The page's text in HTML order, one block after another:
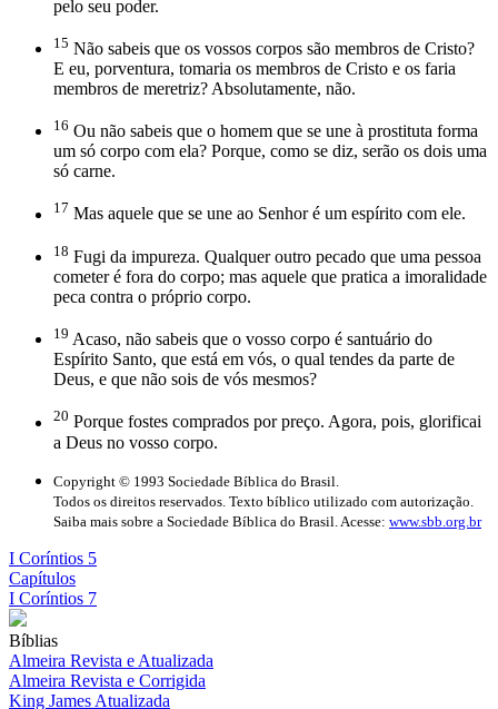
pelo seu poder.
15 Não sabeis que os vossos corpos são membros de Cristo?
E eu, porventura, tomaria os membros de Cristo e os faria
membros de meretriz? Absolutamente, não.
16 Ou não sabeis que o homem que se une à prostituta forma
um só corpo com ela? Porque, como se diz, serão os dois uma
só carne.
17 Mas aquele que se une ao Senhor é um espírito com ele.
18 Fugi da impureza. Qualquer outro pecado que uma pessoa
cometer é fora do corpo; mas aquele que pratica a imoralidade
peca contra o próprio corpo.
19 Acaso, não sabeis que o vosso corpo é santuário do
Espírito Santo, que está em vós, o qual tendes da parte de
Deus, e que não sois de vós mesmos?
20 Porque fostes comprados por preço. Agora, pois, glorificai
a Deus no vosso corpo.
Copyright © 1993 Sociedade Bíblica do Brasil.
Todos os direitos reservados. Texto bíblico utilizado com autorização.
Saiba mais sobre a Sociedade Bíblica do Brasil. Acesse: www.sbb.org.br
I Coríntios 5
Capítulos
I Coríntios 7
Bíblias
Almeira Revista e Atualizada
Almeira Revista e Corrigida
King James Atualizada